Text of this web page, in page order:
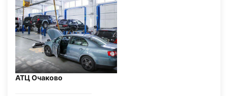
АТЦ Очаково